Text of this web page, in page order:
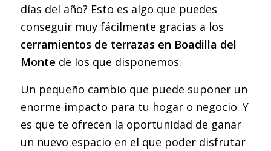
días del año? Esto es algo que puedes
conseguir muy fácilmente gracias a los
cerramientos de terrazas en Boadilla del
Monte de los que disponemos.
Un pequeño cambio que puede suponer un
enorme impacto para tu hogar o negocio. Y
es que te ofrecen la oportunidad de ganar
un nuevo espacio en el que poder disfrutar